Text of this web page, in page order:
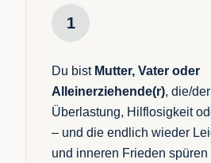
1
Du bist Mutter, Vater oder
Alleinerziehende(r), die/
Überlastung, Hilflosigkeit
– und die endlich wieder
und inneren Frieden